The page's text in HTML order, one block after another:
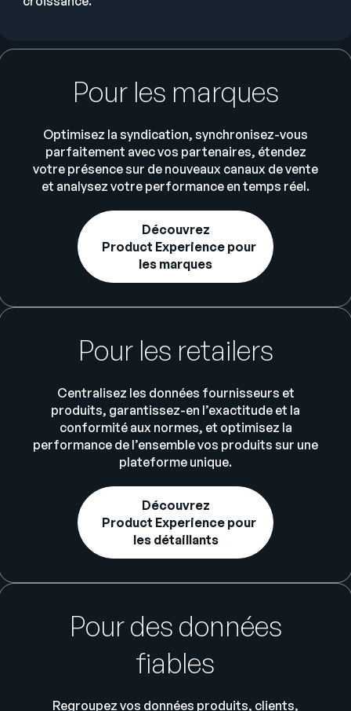
Pour les marques
Optimisez la syndication, synchronisez-vous
parfaitement avec vos partenaires, étendez
votre présence sur de nouveaux canaux de vente
et analysez votre performance en temps réel.
Découvrez
Product Experience pour
les marques
Pour les retailers
Centralisez les données fournisseurs et
produits, garantissez-en l’exactitude et la
conformité aux normes, et optimisez la
performance de l’ensemble vos produits sur une
plateforme unique.
Découvrez
Product Experience pour
les détaillants
Pour des données
fiables
Regroupez vos données produits, clients,